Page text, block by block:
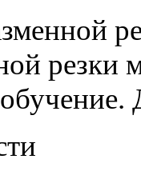
резки